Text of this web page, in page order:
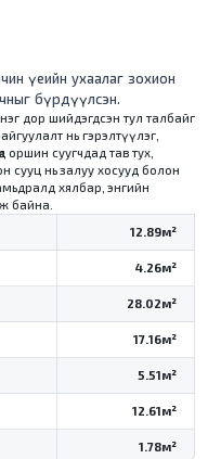
үеийн ухаалаг зохион
бүрдүүлсэн.
нэг дор шийдэгдсэн тул талбайг
нь гэрэлтүүлэг,
оршин суугчдад тав тух,
сууц нь залуу хосууд болон
хялбар, энгийн
байна.
12.89м²
4.26м²
28.02м²
17.16м²
5.51м²
12.61м²
1.78м²